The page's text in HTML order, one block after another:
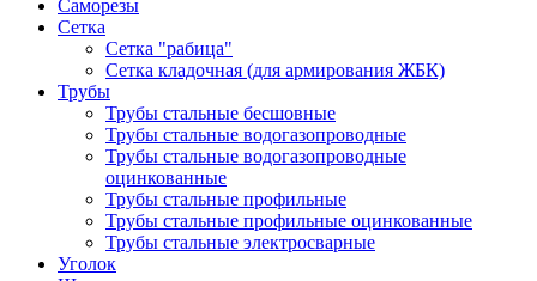
Саморезы
Сетка
Сетка "рабица"
Сетка кладочная (для армирования ЖБК)
Трубы
Трубы стальные бесшовные
Трубы стальные водогазопроводные
Трубы стальные водогазопроводные
оцинкованные
Трубы стальные профильные
Трубы стальные профильные оцинкованные
Трубы стальные электросварные
Уголок